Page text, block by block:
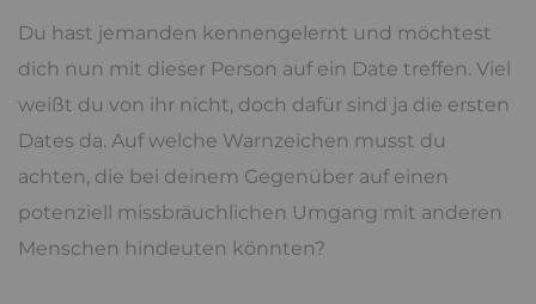
Du hast jemanden kennengelernt und möchtest
dich nun mit dieser Person auf ein Date treffen. Viel
weißt du von ihr nicht, doch dafür sind ja die ersten
Dates da. Auf welche Warnzeichen musst du
achten, die bei deinem Gegenüber auf einen
potenziell missbräuchlichen Umgang mit anderen
Menschen hindeuten könnten?